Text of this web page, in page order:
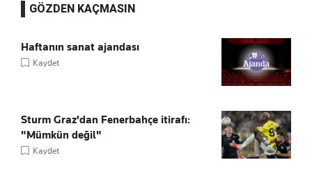
GÖZDEN KAÇMASIN
Haftanın sanat ajandası
Kaydet
Sturm Graz'dan Fenerbahçe itirafı:
"Mümkün değil"
Kaydet